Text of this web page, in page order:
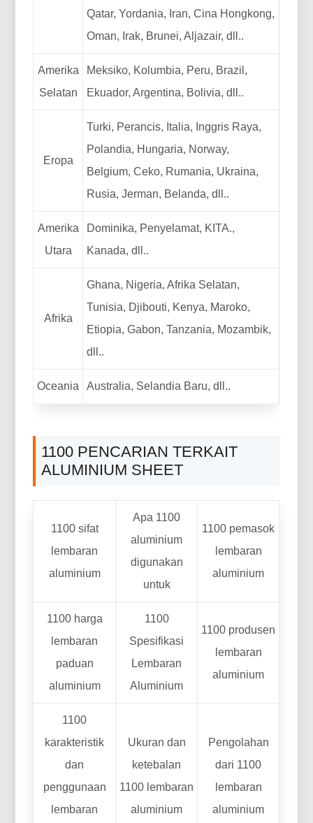
Qatar, Yordania, Iran, Cina Hongkong,
Oman, Irak, Brunei, Aljazair, dll..
Amerika
Selatan
Meksiko, Kolumbia, Peru, Brazil,
Ekuador, Argentina, Bolivia, dll..
Eropa
Turki, Perancis, Italia, Inggris Raya,
Polandia, Hungaria, Norway,
Belgium, Ceko, Rumania, Ukraina,
Rusia, Jerman, Belanda, dll..
Amerika
Utara
Dominika, Penyelamat, KITA.,
Kanada, dll..
Afrika
Ghana, Nigeria, Afrika Selatan,
Tunisia, Djibouti, Kenya, Maroko,
Etiopia, Gabon, Tanzania, Mozambik,
dll..
Oceania Australia, Selandia Baru, dll..
1100 PENCARIAN TERKAIT
ALUMINIUM SHEET
1100 sifat
lembaran
aluminium
Apa 1100
aluminium
digunakan
untuk
1100 pemasok
lembaran
aluminium
1100 harga
lembaran
paduan
aluminium
1100
Spesifikasi
Lembaran
Aluminium
1100 produsen
lembaran
aluminium
1100
karakteristik
dan
penggunaan
lembaran
Ukuran dan
ketebalan
1100 lembaran
aluminium
Pengolahan
dari 1100
lembaran
aluminium